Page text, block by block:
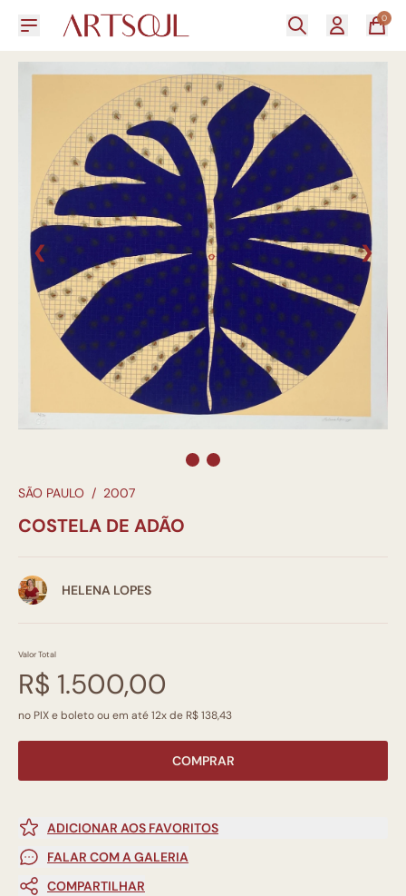
0
❮ ❯
SÃO PAULO / 2007
COSTELA DE ADÃO
HELENA LOPES
Valor Total
R$ 1.500,00
no PIX e boleto ou em até 12x de R$ 138,43
COMPRAR
ADICIONAR AOS FAVORITOS
FALAR COM A GALERIA
COMPARTILHAR